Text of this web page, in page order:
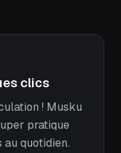
clics
! Musku
pratique
quotidien.